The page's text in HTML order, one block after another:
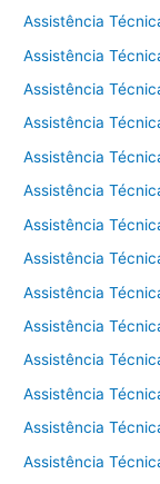
Assistência
Assistência
Assistência
Assistência
Assistência
Assistência
Assistência
Assistência
Assistência
Assistência
Assistência
Assistência
Assistência
Assistência